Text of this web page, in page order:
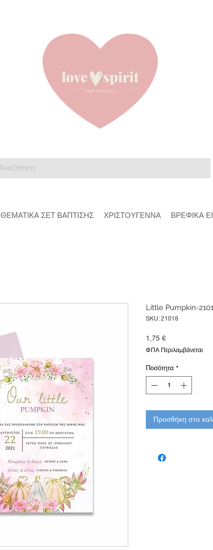
Little Pumpkin-
SKU: 21018
1,75 €Τιμή
ΦΠΑ Περιλαμβάνεται
Ποσότητα *
Προσθήκη στο
ΘΕΜΑΤΙΚΑ ΣΕΤ ΒΑΠΤΙΣΗΣ ΧΡΙΣΤΟΥΓΕΝΝΑ ΒΡΕΦΙΚΑ